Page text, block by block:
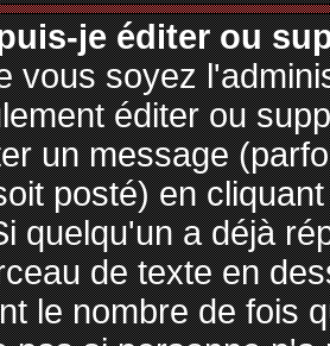
je éditer ou
vous soyez
éditer ou
un message
posté) en
quelqu'un a déjà
de texte en
le nombre de fois